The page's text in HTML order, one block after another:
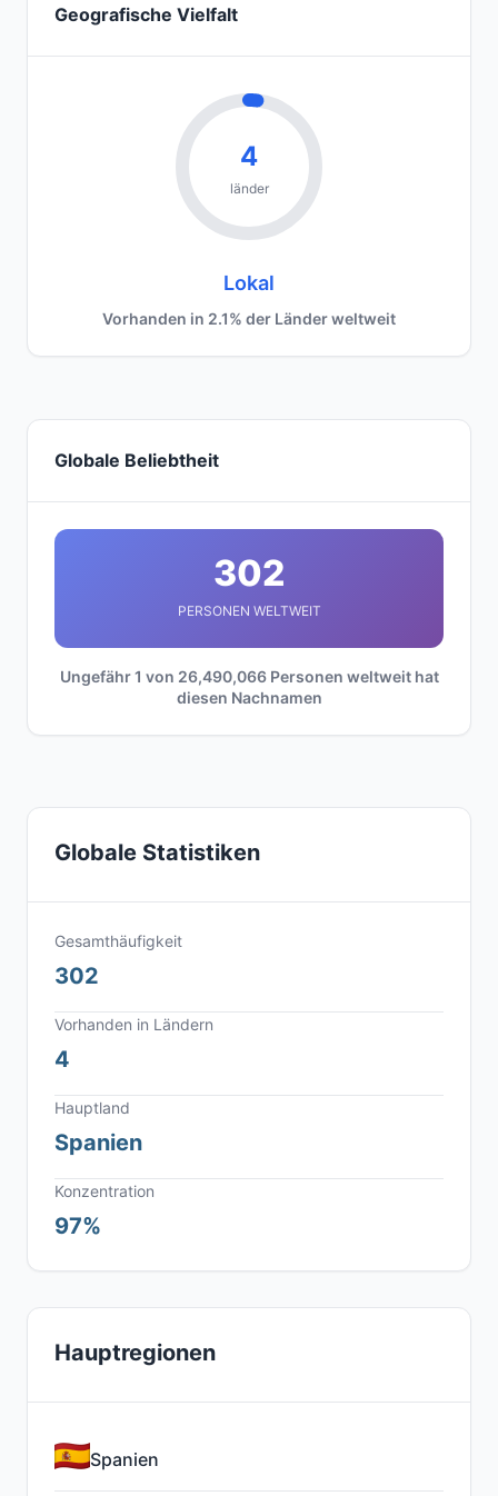
Geografische Vielfalt
4
länder
Lokal
Vorhanden in 2.1% der Länder weltweit
Globale Beliebtheit
302
PERSONEN WELTWEIT
Ungefähr 1 von 26,490,066 Personen weltweit hat
diesen Nachnamen
Globale Statistiken
Gesamthäufigkeit
302
Vorhanden in Ländern
4
Hauptland
Spanien
Konzentration
97%
Hauptregionen
Spanien